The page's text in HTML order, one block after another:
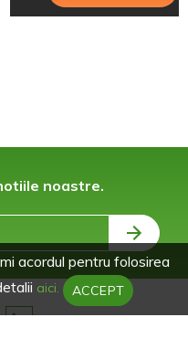
noastre.
acordul pentru folosirea
aici. ACCEPT